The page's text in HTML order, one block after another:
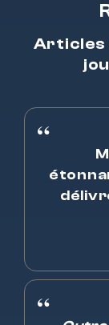
Articles